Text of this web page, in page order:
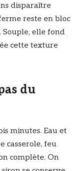
disparaître
reste en bloc
Souple, elle fond
cette texture
du
minutes. Eau et
casserole, feu
complète. On